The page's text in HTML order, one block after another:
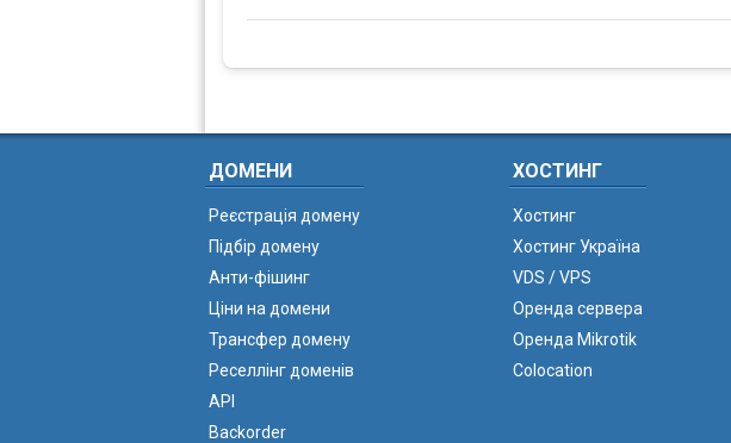
ДОМЕНИ
Реєстрація домену
Підбір домену
Анти-фішинг
Ціни на домени
Трансфер домену
Реселлінг доменів
API
Backorder
ХОСТИНГ
Хостинг
Хостинг Україна
VDS / VPS
Оренда сервера
Оренда Mikrotik
Colocation